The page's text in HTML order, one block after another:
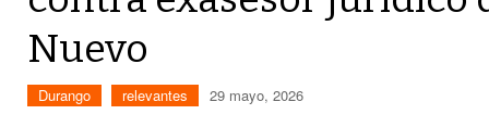
Nuevo
Durango relevantes 29 mayo, 2026